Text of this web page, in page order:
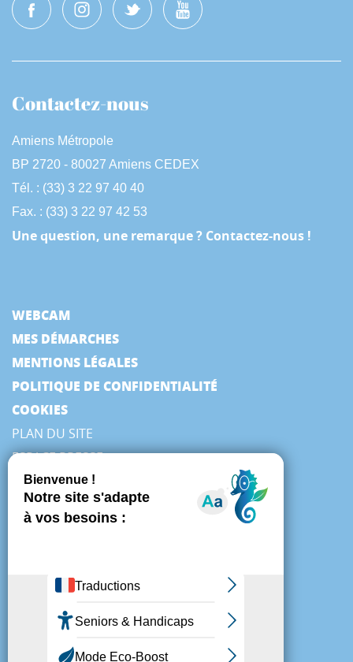
Contactez-nous
Amiens Métropole
BP 2720 - 80027 Amiens CEDEX
Tél. : (33) 3 22 97 40 40
Fax. : (33) 3 22 97 42 53
Une question, une remarque ? Contactez-nous !
WEBCAM
MES DÉMARCHES
MENTIONS LÉGALES
POLITIQUE DE CONFIDENTIALITÉ
COOKIES
PLAN DU SITE
ESPACE PRESSE